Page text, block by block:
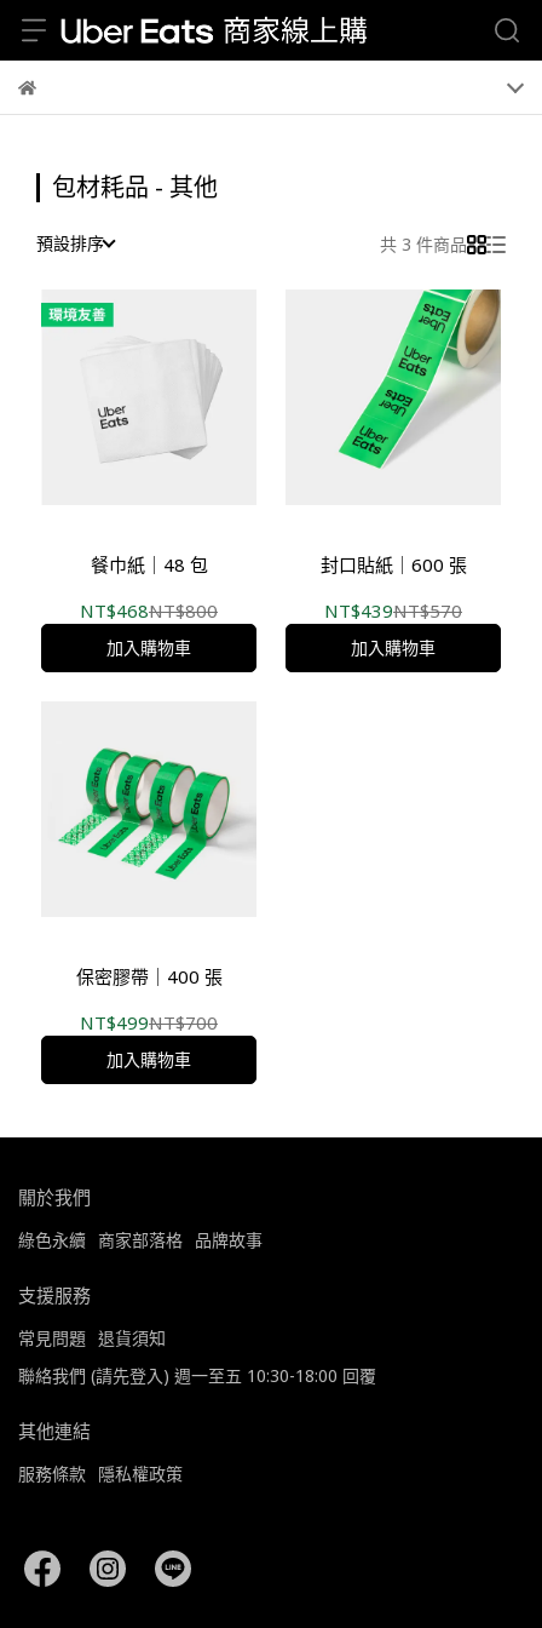
包材耗品 - 其他
預設排序 共 3 件商品
餐巾紙｜48 包
NT$468NT$800
加入購物車
封口貼紙｜600 張
NT$439NT$570
加入購物車
保密膠帶｜400 張
NT$499NT$700
加入購物車
關於我們
綠色永續 商家部落格 品牌故事
支援服務
常見問題 退貨須知
聯絡我們 (請先登入) 週一至五 10:30-18:00 回覆
其他連結
服務條款 隱私權政策